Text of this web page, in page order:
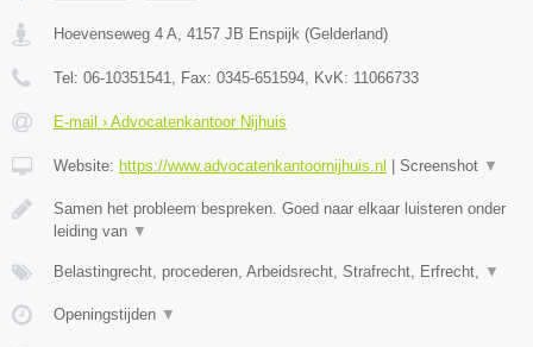
Hoevenseweg 4 A 4157 JB Enspijk (Gelderland)
Tel: 06-10351541 , Fax: 0345-651594 , KvK: 11066733
E-mail › Advocatenkantoor Nijhuis
Website: https://www.advocatenkantoornijhuis.nl Screenshot ▼
Samen het probleem bespreken. Goed naar elkaar luisteren onder
leiding van ▼
Belastingrecht, procederen, Arbeidsrecht, Strafrecht, Erfrecht, ▼
Openingstijden ▼